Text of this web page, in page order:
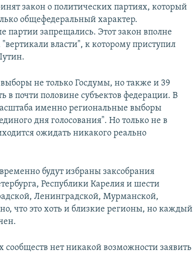
закон о политических партиях, который
общефедеральный характер.
партии запрещались. Этот закон вполне
"вертикали власти", к которому приступил
не только Госдумы, но также и 39
в почти половине субъектов федерации. В
именно региональные выборы
дня голосования". Но только не в
ожидать никакого реально
будут избраны заксобрания
Республики Карелия и шести
Ленинградской, Мурманской,
что это хоть и близкие регионы, но каждый
нет никакой возможности заявить